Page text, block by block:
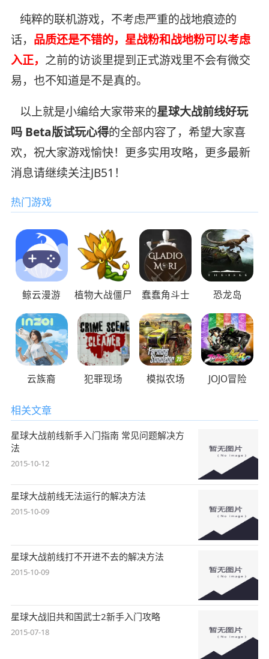
纯粹的联机游戏，不考虑严重的战地痕迹的
话， 品质还是不错的，星战粉和战地粉可以考虑
入正， 之前的访谈里提到正式游戏里不会有微交
易，也不知道是不是真的。
以上就是小编给大家带来的星球大战前线好玩
吗 Beta版试玩心得的全部内容了，希望大家喜
欢，祝大家游戏愉快！更多实用攻略，更多最新
消息请继续关注JB51！
热门游戏
鲸云漫游 植物大战僵尸 蠢蠢角斗士 恐龙岛
云族裔 犯罪现场 模拟农场 JOJO冒险
相关文章
星球大战前线新手入门指南 常见问题解决方
法
2015-10-12
星球大战前线无法运行的解决方法
2015-10-09
星球大战前线打不开进不去的解决方法
2015-10-09
星球大战旧共和国武士2新手入门攻略
2015-07-18